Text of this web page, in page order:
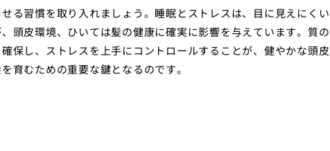
る習慣を取り入れましょう。睡眠とストレスは、目に見えにくい
頭皮環境、ひいては髪の健康に確実に影響を与えています。質の
保し、ストレスを上手にコントロールすることが、健やかな頭皮
育むための重要な鍵となるのです。